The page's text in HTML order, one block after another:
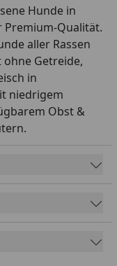
Hunde in
Premium-Qualität.
aller Rassen
Getreide,
in
niedrigem
Obst &